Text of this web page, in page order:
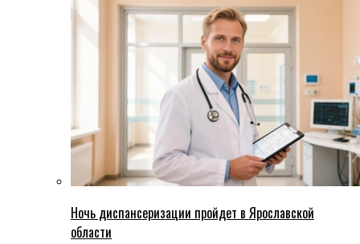
Ночь диспансеризации пройдет в Ярославской
области